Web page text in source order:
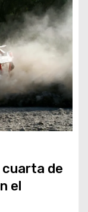
cuarta de
el